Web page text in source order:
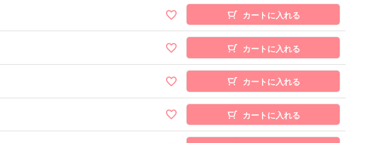
カートに入れる
カートに入れる
カートに入れる
カートに入れる